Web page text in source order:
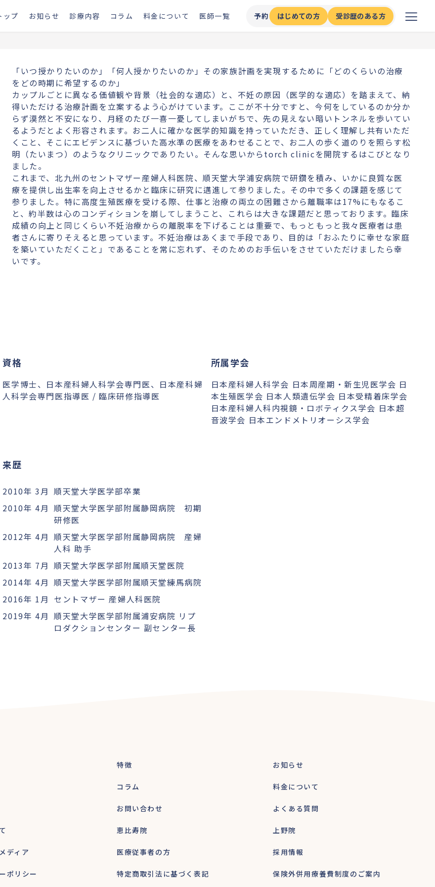
ップ お知らせ 診療内容 コラム 料金について 医師一覧 予約 はじめての方 受診歴のある方
「いつ授かりたいのか」「何人授かりたいのか」その家族計画を実現するために「どのくらいの治療
をどの時期に希望するのか」
カップルごとに異なる価値観や背景（社会的な適応）と、不妊の原因（医学的な適応）を踏まえて、納
得いただける治療計画を立案するよう心がけています。ここが不十分ですと、今何をしているのか分か
らず漠然と不安になり、月経のたび一喜一憂してしまいがちで、先の見えない暗いトンネルを歩いてい
るようだとよく形容されます。お二人に確かな医学的知識を持っていただき、正しく理解し共有いただ
くこと、そこにエビデンスに基づいた高水準の医療をあわせることで、お二人の歩く道のりを照らす松
明（たいまつ）のようなクリニックでありたい。そんな思いからtorch clinicを開院するはこびとなり
ました。
これまで、北九州のセントマザー産婦人科医院、順天堂大学浦安病院で研鑽を積み、いかに良質な医
療を提供し出生率を向上させるかと臨床に研究に邁進して参りました。その中で多くの課題を感じて
参りました。特に高度生殖医療を受ける際、仕事と治療の両立の困難さから離職率は17%にもなるこ
と、約半数は心のコンディションを崩してしまうこと、これらは大きな課題だと思っております。臨床
成績の向上と同じくらい不妊治療からの離脱率を下げることは重要で、もっともっと我々医療者は患
者さんに寄りそえると思っています。不妊治療はあくまで手段であり、目的は「おふたりに幸せな家庭
を築いていただくこと」であることを常に忘れず、そのためのお手伝いをさせていただけましたら幸
いです。
資格
医学博士、日本産科婦人科学会専門医、日本産科婦
人科学会専門医指導医 / 臨床研修指導医
所属学会
日本産科婦人科学会 日本周産期・新生児医学会 日
本生殖医学会 日本人類遺伝学会 日本受精着床学会
日本産科婦人科内視鏡・ロボティクス学会 日本超
音波学会 日本エンドメトリオーシス学会
来歴
2010年 3月 順天堂大学医学部卒業
2010年 4月 順天堂大学医学部附属静岡病院 初期
研修医
2012年 4月 順天堂大学医学部附属静岡病院 産婦
人科 助手
2013年 7月 順天堂大学医学部附属順天堂医院
2014年 4月 順天堂大学医学部附属順天堂練馬病院
2016年 1月 セントマザー 産婦人科医院
2019年 4月 順天堂大学医学部附属浦安病院 リプ
ロダクションセンター 副センター長
特徴 お知らせ
コラム 料金について
お問い合わせ よくある質問
恵比寿院 上野院
ディア 医療従事者の方 採用情報
ポリシー 特定商取引法に基づく表記 保険外併用療養費制度のご案内